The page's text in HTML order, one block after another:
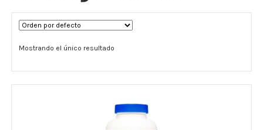
Términos y Condiciones
Contáctenos
Mostrando el único resultado